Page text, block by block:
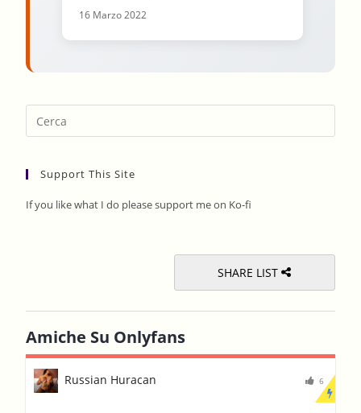
16 Marzo 2022
Support This Site
If you like what I do please support me on Ko-fi
SHARE LIST
Amiche Su Onlyfans
Russian Huracan 6